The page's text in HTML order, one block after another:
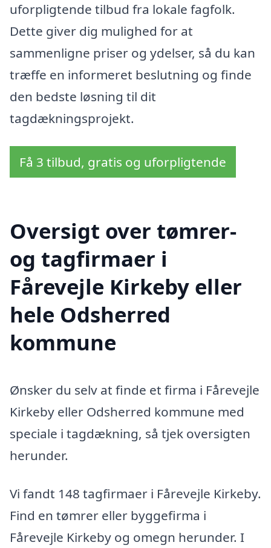
uforpligtende tilbud fra lokale fagfolk.
Dette giver dig mulighed for at
sammenligne priser og ydelser, så du kan
træffe en informeret beslutning og finde
den bedste løsning til dit
tagdækningsprojekt.
Få 3 tilbud, gratis og uforpligtende
Oversigt over tømrer-
og tagfirmaer i
Fårevejle Kirkeby eller
hele Odsherred
kommune
Ønsker du selv at finde et firma i Fårevejle
Kirkeby eller Odsherred kommune med
speciale i tagdækning, så tjek oversigten
herunder.
Vi fandt 148 tagfirmaer i Fårevejle Kirkeby.
Find en tømrer eller byggefirma i
Fårevejle Kirkeby og omegn herunder. I